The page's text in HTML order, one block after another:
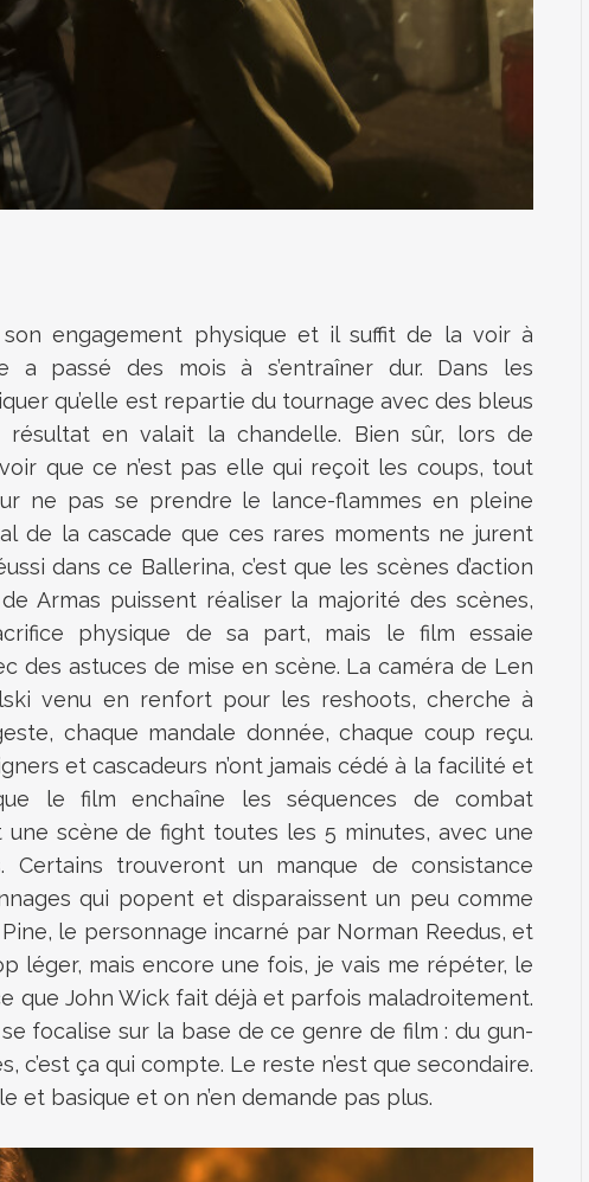
engagement physique et il suffit de la voir à
a passé des mois à s’entraîner dur. Dans les
qu’elle est repartie du tournage avec des bleus
en valait la chandelle. Bien sûr, lors de
que ce n’est pas elle qui reçoit les coups, tout
ne pas se prendre le lance-flammes en pleine
de la cascade que ces rares moments ne jurent
dans ce Ballerina, c’est que les scènes d’action
Armas puissent réaliser la majorité des scènes,
physique de sa part, mais le film essaie
des astuces de mise en scène. La caméra de Len
venu en renfort pour les reshoots, cherche à
chaque mandale donnée, chaque coup reçu.
et cascadeurs n’ont jamais cédé à la facilité et
le film enchaîne les séquences de combat
scène de fight toutes les 5 minutes, avec une
trouveront un manque de consistance
qui popent et disparaissent un peu comme
le personnage incarné par Norman Reedus, et
léger, mais encore une fois, je vais me répéter, le
que John Wick fait déjà et parfois maladroitement.
focalise sur la base de ce genre de film : du gun-
c’est ça qui compte. Le reste n’est que secondaire.
et basique et on n’en demande pas plus.